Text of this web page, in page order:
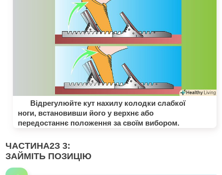
Відрегулюйте кут нахилу колодки слабкої
ноги, встановивши його у верхнє або
передостаннє положення за своїм вибором.
ЧАСТИНА2З 3:
ЗАЙМІТЬ ПОЗИЦІЮ